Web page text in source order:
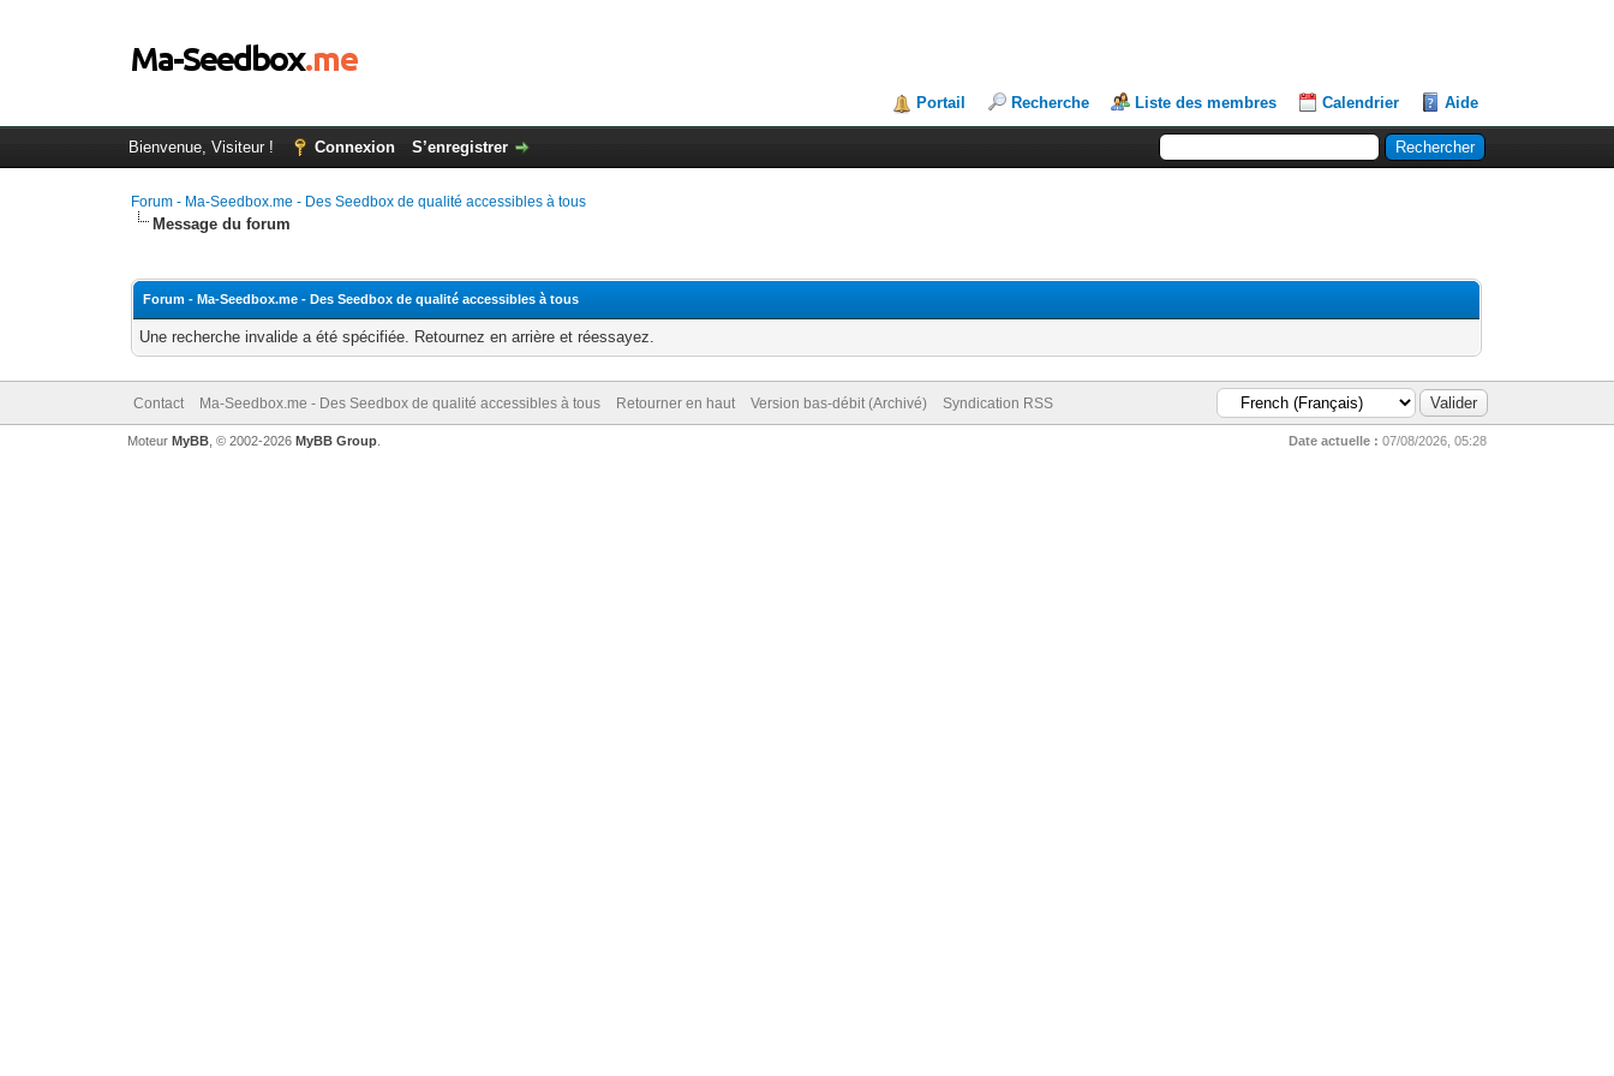
Portail Recherche Liste des membres Calendrier Aide
Bienvenue, Visiteur ! Connexion S’enregistrer
Forum - Ma-Seedbox.me - Des Seedbox de qualité accessibles à tous
Message du forum
Forum - Ma-Seedbox.me - Des Seedbox de qualité accessibles à tous
Une recherche invalide a été spécifiée. Retournez en arrière et réessayez.
Contact Ma-Seedbox.me - Des Seedbox de qualité accessibles à tous Retourner en haut Version bas-débit (Archivé) Syndication RSS
Date actuelle : 07/08/2026, 05:28
Moteur MyBB, © 2002-2026 MyBB Group.